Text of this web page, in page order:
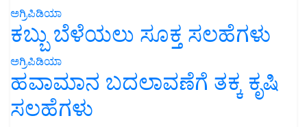
ಅಗ್ರಿಪಿಡಿಯಾ
ಕಬ್ಬು ಬೆಳೆಯಲು ಸೂಕ್ತ ಸಲಹೆಗಳು
ಅಗ್ರಿಪಿಡಿಯಾ
ಹವಾಮಾನ ಬದಲಾವಣೆಗೆ ತಕ್ಕ ಕೃಷಿ
ಸಲಹೆಗಳು